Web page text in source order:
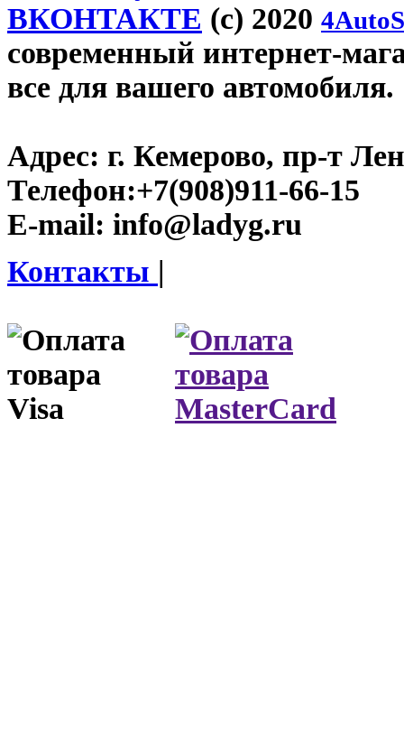
ВКОНТАКТЕ (c) 2020
современный интернет-
все для вашего автомобиля.
Адрес: г. Кемерово, пр-т
Телефон:+7(908)911-66-15
E-mail: info@ladyg.ru
Контакты |